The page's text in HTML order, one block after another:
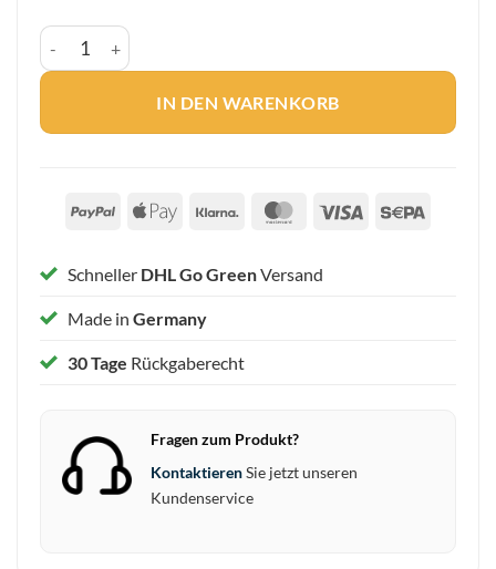
Dr. Stähler Mäusefallen-Set 2 Stück - Robuste Schlagfallen
IN DEN WARENKORB
PayPal Apple
Klarna MasterCard
Visa
Schneller DHL Go GreenVersand
Made in Germany
30 Tage Rückgaberecht
Fragen zum Produkt?
KontaktierenSie jetzt unseren
Kundenservice